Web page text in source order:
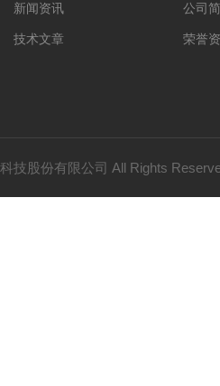
新闻资讯
技术文章
公司
荣誉
技股份有限公司 All Rights